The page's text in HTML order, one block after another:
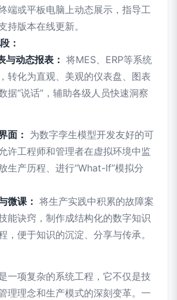
端或平板电脑上动态展示，指导工
持版本在线更新。
：
与动态报表： 将MES、ERP等系统
转化为直观、美观的仪表盘、图表
据“说话”，辅助各级人员快速洞察
面：
为数字孪生模型开发友好的可
许工程师和管理者在虚拟环境中监
生产历程、进行“What-If”模拟分
微课： 将生产实践中积累的故障案
能诀窍，制作成结构化的数字知识
，便于知识的沉淀、分享与传承。
一项复杂的系统工程，它不仅是技
理理念和生产模式的深刻变革。一